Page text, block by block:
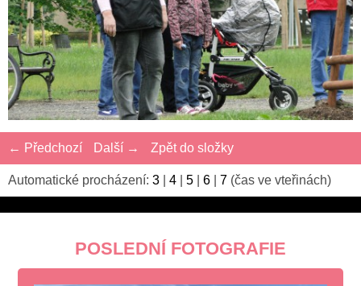
← Předchozí Další → Zpět do složky
Automatické procházení: 3 4 5 6 7 (čas ve vteřinách)
POSLEDNÍ FOTOGRAFIE